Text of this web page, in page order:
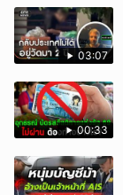
03:07
00:33